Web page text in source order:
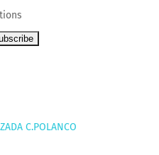
C.POLANCO